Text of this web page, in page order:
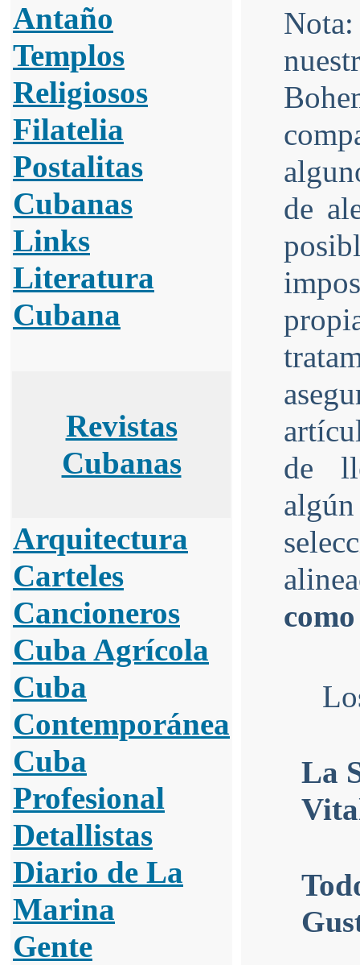
Antaño
Templos
Religiosos
Filatelia
Postalitas
Cubanas
Links
Literatura
Cubana
Revistas
Cubanas
Arquitectura
Carteles
Cancioneros
Cuba Agrícola
Cuba
Contemporánea
Cuba
Profesional
Detallistas
Diario de La
Marina
Gente
de
de
La